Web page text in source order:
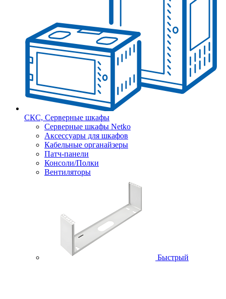
СКС, Серверные шкафы
Серверные шкафы Netko
Аксессуары для шкафов
Кабельные органайзеры
Патч-панели
Консоли/Полки
Вентиляторы
Быстрый